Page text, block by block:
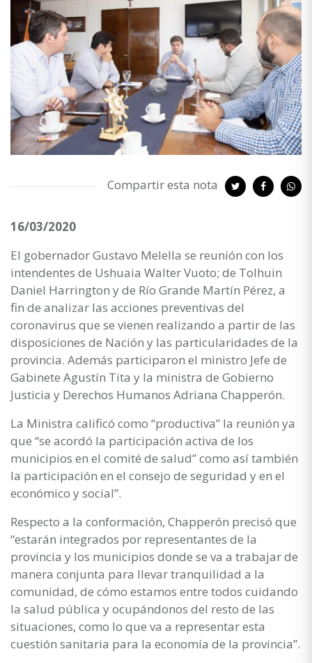
Compartir esta nota
16/03/2020
El gobernador Gustavo Melella se reunión con los
intendentes de Ushuaia Walter Vuoto; de Tolhuin
Daniel Harrington y de Río Grande Martín Pérez, a
fin de analizar las acciones preventivas del
coronavirus que se vienen realizando a partir de las
disposiciones de Nación y las particularidades de la
provincia. Además participaron el ministro Jefe de
Gabinete Agustín Tita y la ministra de Gobierno
Justicia y Derechos Humanos Adriana Chapperón.
La Ministra calificó como “productiva” la reunión ya
que “se acordó la participación activa de los
municipios en el comité de salud” como así también
la participación en el consejo de seguridad y en el
económico y social”.
Respecto a la conformación, Chapperón precisó que
“estarán integrados por representantes de la
provincia y los municipios donde se va a trabajar de
manera conjunta para llevar tranquilidad a la
comunidad, de cómo estamos entre todos cuidando
la salud pública y ocupándonos del resto de las
situaciones, como lo que va a representar esta
cuestión sanitaria para la economía de la provincia”.